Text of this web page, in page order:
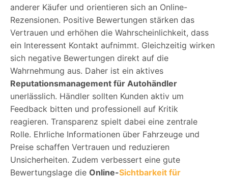
anderer Käufer und orientieren sich an Online-
Rezensionen. Positive Bewertungen stärken das
Vertrauen und erhöhen die Wahrscheinlichkeit, dass
ein Interessent Kontakt aufnimmt. Gleichzeitig wirken
sich negative Bewertungen direkt auf die
Wahrnehmung aus. Daher ist ein aktives
Reputationsmanagement für Autohändler
unerlässlich. Händler sollten Kunden aktiv um
Feedback bitten und professionell auf Kritik
reagieren. Transparenz spielt dabei eine zentrale
Rolle. Ehrliche Informationen über Fahrzeuge und
Preise schaffen Vertrauen und reduzieren
Unsicherheiten. Zudem verbessert eine gute
Bewertungslage die Online-Sichtbarkeit für